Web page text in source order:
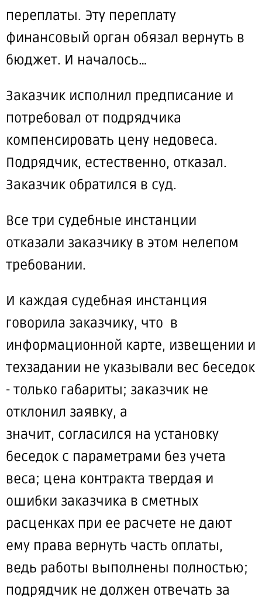
переплаты. Эту переплату
финансовый орган обязал вернуть в
бюджет. И началось…
Заказчик исполнил предписание и
потребовал от подрядчика
компенсировать цену недовеса.
Подрядчик, естественно, отказал.
Заказчик обратился в суд.
Все три судебные инстанции
отказали заказчику в этом нелепом
требовании.
И каждая судебная инстанция
говорила заказчику, что в
информационной карте, извещении и
техзадании не указывали вес беседок
- только габариты; заказчик не
отклонил заявку, а
значит, согласился на установку
беседок с параметрами без учета
веса; цена контракта твердая и
ошибки заказчика в сметных
расценках при ее расчете не дают
ему права вернуть часть оплаты,
ведь работы выполнены полностью;
подрядчик не должен отвечать за